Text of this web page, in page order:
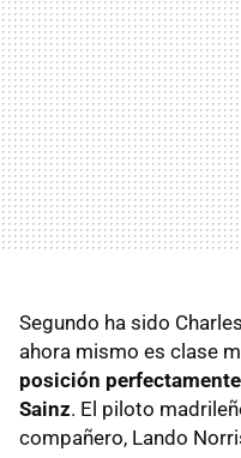
Segundo ha sido
ahora mismo es clase
posición
Sainz. El piloto
compañero, Lando